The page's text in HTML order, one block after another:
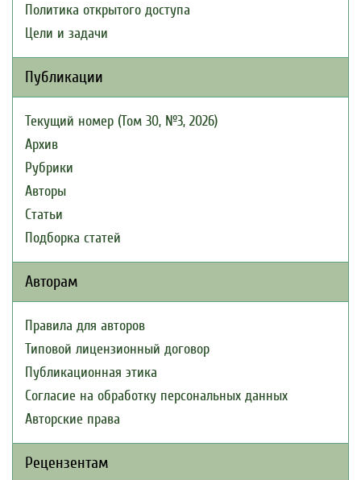
Политика открытого доступа
Цели и задачи
Публикации
Текущий номер (Том 30, №3, 2026)
Архив
Рубрики
Авторы
Статьи
Подборка статей
Авторам
Правила для авторов
Типовой лицензионный договор
Публикационная этика
Согласие на обработку персональных данных
Авторские права
Рецензентам